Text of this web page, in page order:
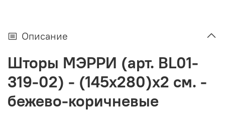
Описание
Шторы МЭРРИ (арт. BL01-
319-02) - (145х280)х2 см. -
бежево-коричневые